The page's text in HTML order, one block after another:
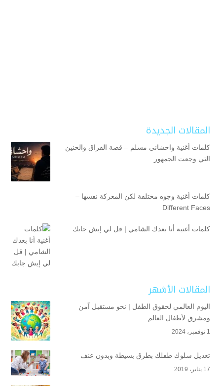
المقالات الجديدة
كلمات أغنية واحشاني مسلم – قصة الفراق والحنين
التي وجعت الجمهور
كلمات أغنية وجوه مختلفة لكن المعركة نفسها –
Different Faces
كلمات أغنية أنا بعدك الشامي | قل لي إيش جابك
المقالات الأشهر
اليوم العالمي لحقوق الطفل | نحو مستقبل آمن
ومشرق لأطفال العالم
1 نوفمبر، 2024
تعديل سلوك طفلك بطرق بسيطة وبدون عنف
17 يناير، 2019